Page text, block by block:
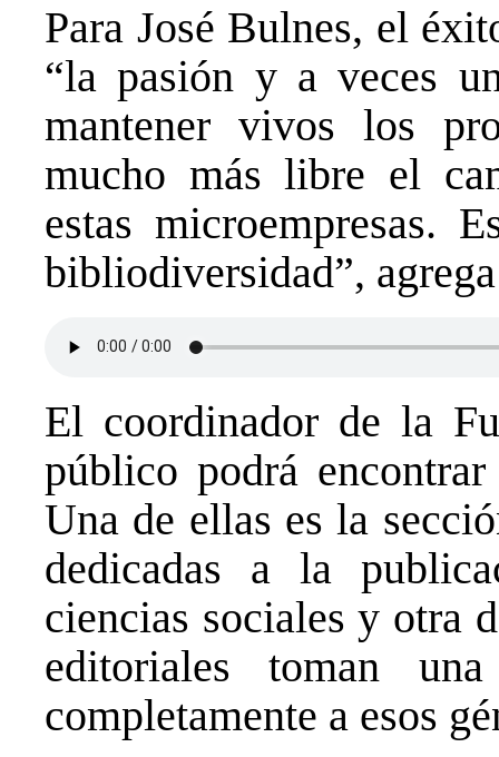
Para José Bulnes, el
“la pasión y a veces
mantener vivos los
mucho más libre el
estas microempresas.
bibliodiversidad”,
El coordinador de la
público podrá
Una de ellas es la
dedicadas a la
ciencias sociales y otra
editoriales toman
completamente a esos